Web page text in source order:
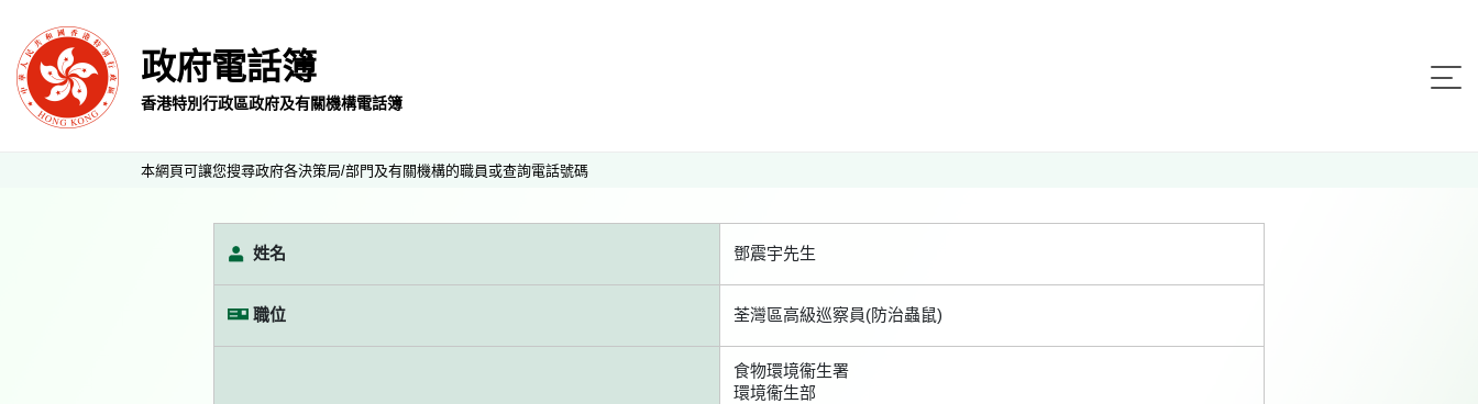
政府電話簿
香港特別行政區政府及有關機構電話簿
本網頁可讓您搜尋政府各決策局/部門及有關機構的職員或查詢電話號碼
姓名 鄧震宇先生
職位 荃灣區高級巡察員(防治蟲鼠)
食物環境衞生署
環境衞生部